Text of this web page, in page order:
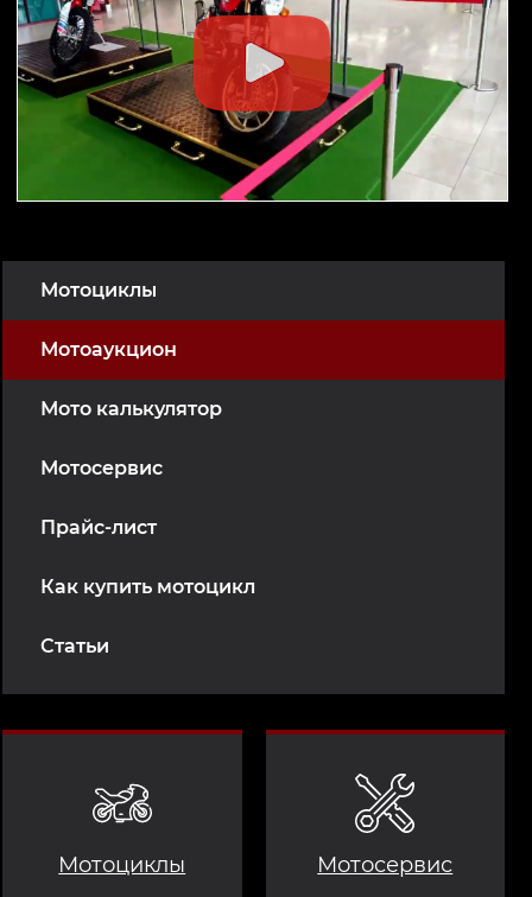
Мотоциклы
Мотоаукцион
Мото калькулятор
Мотосервис
Прайс-лист
Как купить мотоцикл
Статьи
Мотоциклы Мотосервис